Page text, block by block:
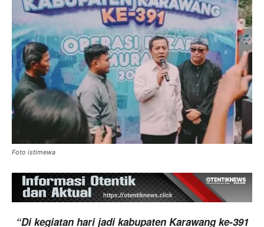
Foto istimewa
“Di kegiatan hari jadi kabupaten Karawang ke-391